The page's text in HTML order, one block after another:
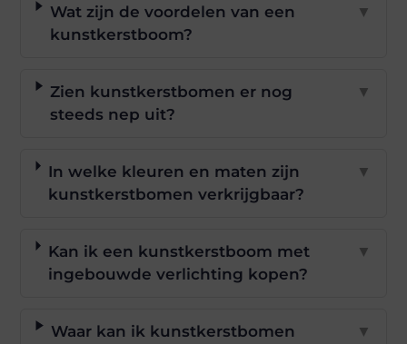
Wat zijn de voordelen van een
kunstkerstboom?
▼
Zien kunstkerstbomen er nog
steeds nep uit?
▼
In welke kleuren en maten zijn
kunstkerstbomen verkrijgbaar?
▼
Kan ik een kunstkerstboom met
ingebouwde verlichting kopen?
▼
Waar kan ik kunstkerstbomen
▼